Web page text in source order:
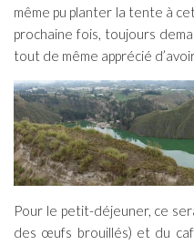
même pu planter la tente à
prochaine fois, toujours
tout de même apprécié
Pour le petit-déjeuner, ce
des œufs brouillés) et du